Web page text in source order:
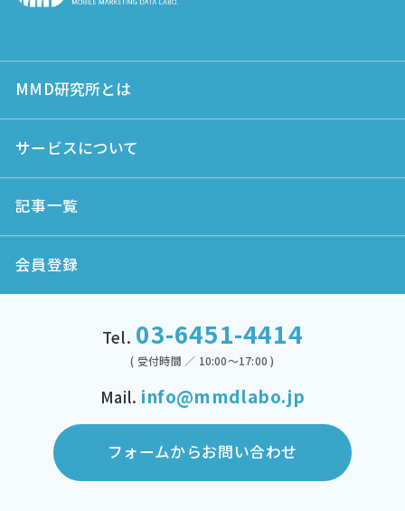
MMD研究所とは
サービスについて
記事一覧
会員登録
Tel. 03-6451-4414
( 受付時間 ／ 10:00～17:00 )
Mail. info@mmdlabo.jp
フォームからお問い合わせ